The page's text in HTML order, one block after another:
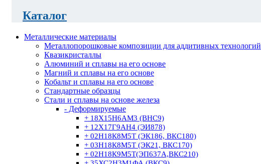
Каталог
Металлические материалы
Металлопорошковые композиции для аддитивных технологий
Квазикристаллы
Алюминий и сплавы на его основе
Магний и сплавы на его основе
Кобальт и сплавы на его основе
Стандартные образцы
Стали и сплавы на основе железа
- Деформируемые
+ 18Х15Н6АМ3 (ВНС9)
+ 12Х17Г9АН4 (ЭИ878)
+ 02Н18К8М5Т (ЭК186, ВКС180)
+ 03Н18К8М5Т (ЭК21, ВКС170)
+ 02Н18К9М5Т(ЭП637А,ВКС210)